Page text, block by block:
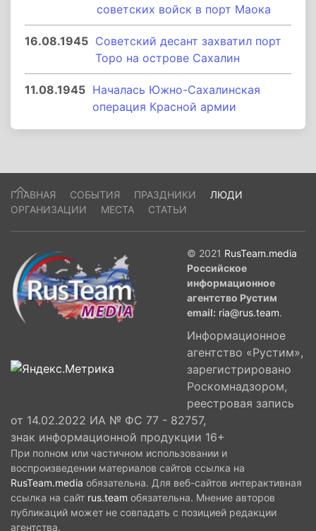
советских войск в порт Маока
16.08.1945 Советский десант захватил порт
Торо на острове Сахалин
11.08.1945 Началась Южно-Сахалинская
операция Красной армии
ГЛАВНАЯ СОБЫТИЯ ПРАЗДНИКИ
ЛЮДИ
ОРГАНИЗАЦИИ
МЕСТА СТАТЬИ
© 2021 RusTeam.media
Российское
информационное
агентство Рустим
email: ria@rus.team.
Информационное
агентство «Рустим»,
зарегистрировано
Роскомнадзором,
реестровая запись
от 14.02.2022 ИА № ФС 77 - 82757,
знак информационной продукции 16+
При полном или частичном использовании и
воспроизведении материалов сайтов ссылка на
RusTeam.media обязательна. Для веб-сайтов интерактивная
ссылка на сайт rus.team обязательна. Мнение авторов
публикаций может не совпадать с позицией редакции
агентства.